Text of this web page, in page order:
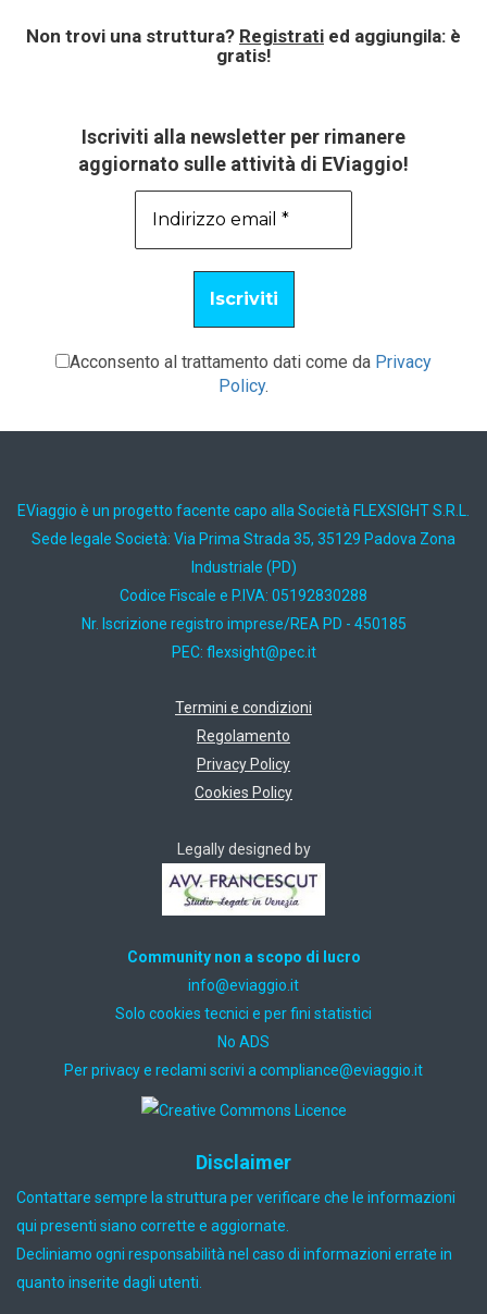
Non trovi una struttura? Registrati ed aggiungila: è
gratis!
Iscriviti alla newsletter per rimanere
aggiornato sulle attività di EViaggio!
Acconsento al trattamento dati come da Privacy
Policy.
EViaggio è un progetto facente capo alla Società FLEXSIGHT S.R.L.
Sede legale Società: Via Prima Strada 35, 35129 Padova Zona
Industriale (PD)
Codice Fiscale e P.IVA: 05192830288
Nr. Iscrizione registro imprese/REA PD - 450185
PEC: ti.cep@thgisxelf
Termini e condizioni
Regolamento
Privacy Policy
Cookies Policy
Legally designed by
Community non a scopo di lucro
ti.oiggaive@ofni
Solo cookies tecnici e per fini statistici
No ADS
Per privacy e reclami scrivi a ti.oiggaive@ecnailpmoc
Disclaimer
Contattare sempre la struttura per verificare che le informazioni
qui presenti siano corrette e aggiornate.
Decliniamo ogni responsabilità nel caso di informazioni errate in
quanto inserite dagli utenti.